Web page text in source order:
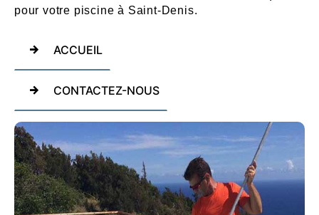
pour votre piscine à Saint-Denis.
ACCUEIL
CONTACTEZ-NOUS